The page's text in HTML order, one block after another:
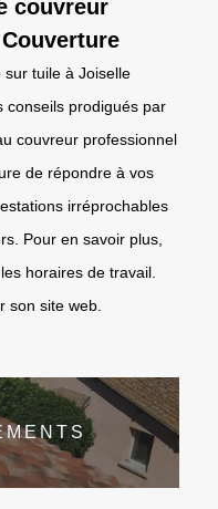
couvreur
tuile à Joiselle
conseils prodigués par
couvreur professionnel
de répondre à vos
irréprochables
Pour en savoir plus,
horaires de travail.
son site web.